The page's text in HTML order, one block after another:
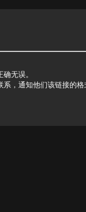
无误。
，通知他们该链接的